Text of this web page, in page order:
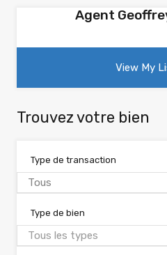
Agent
View My
Trouvez votre bien
Type de transaction
Tous
Type de bien
Tous les types